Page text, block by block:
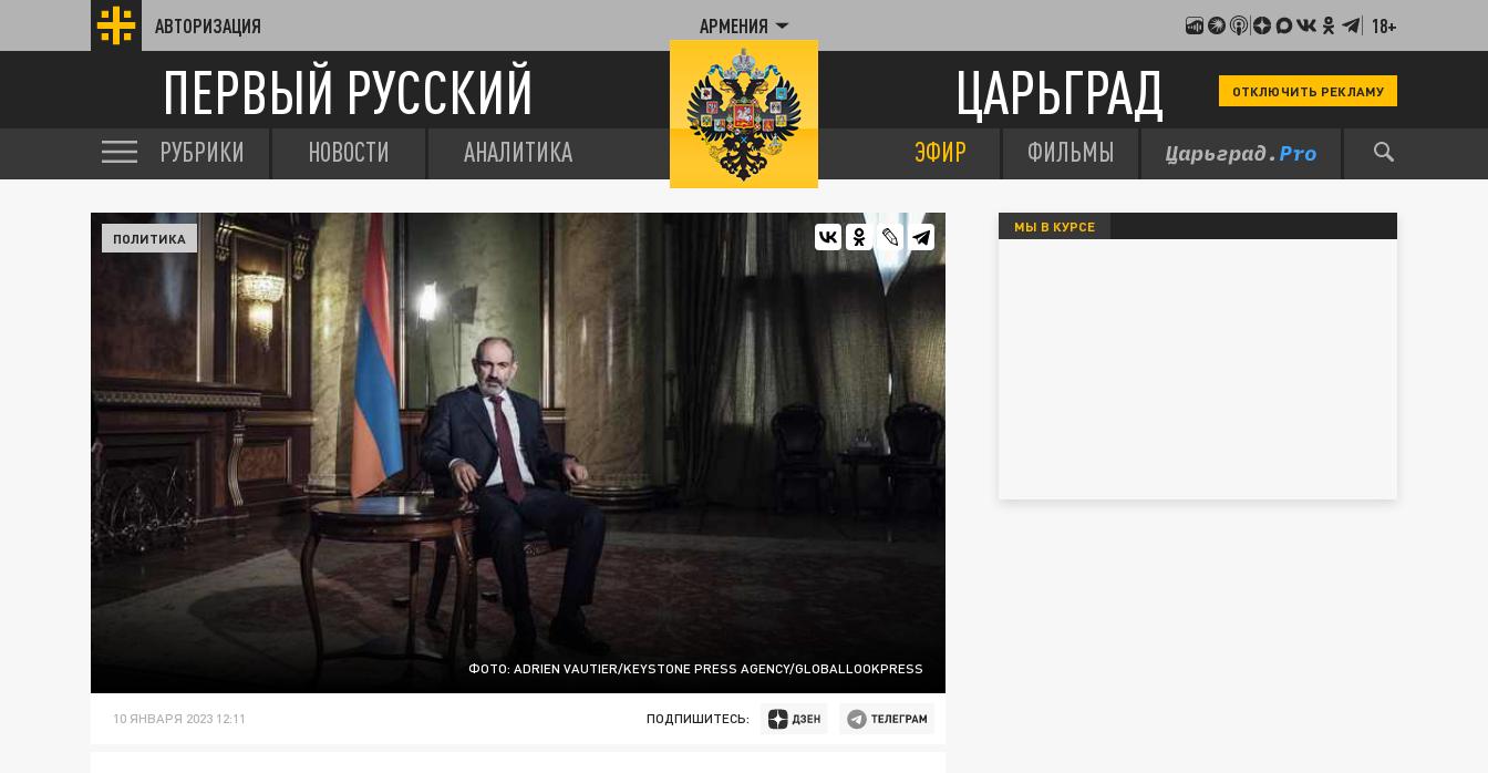
АВТОРИЗАЦИЯ АРМЕНИЯ 18+
ПЕРВЫЙ РУССКИЙ ЦАРЬГРАД ОТКЛЮЧИТЬ РЕКЛАМУ
РУБРИКИ НОВОСТИ АНАЛИТИКА ЭФИР ФИЛЬМЫ
ФОТО: ADRIEN VAUTIER/KEYSTONE PRESS AGENCY/GLOBALLOOKPRESS
ПОЛИТИКА
10 ЯНВАРЯ 2023 12:11 ПОДПИШИТЕСЬ:
МЫ В КУРСЕ